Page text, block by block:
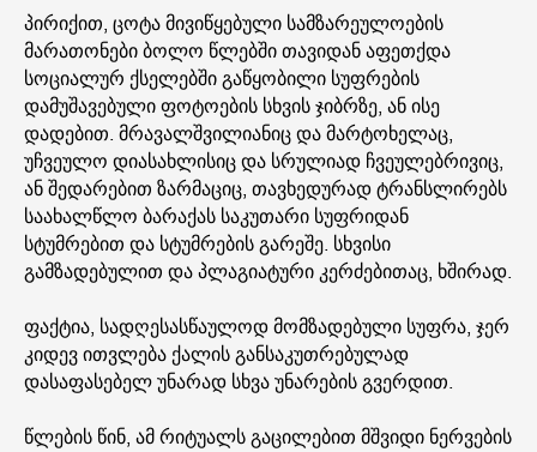
პირიქით, ცოტა მივიწყებული სამზარეულოების
მარათონები ბოლო წლებში თავიდან აფეთქდა
სოციალურ ქსელებში გაწყობილი სუფრების
დამუშავებული ფოტოების სხვის ჯიბრზე, ან ისე
დადებით. მრავალშვილიანიც და მარტოხელაც,
უჩვეულო დიასახლისიც და სრულიად ჩვეულებრივიც,
ან შედარებით ზარმაციც, თავხედურად ტრანსლირებს
საახალწლო ბარაქას საკუთარი სუფრიდან
სტუმრებით და სტუმრების გარეშე. სხვისი
გამზადებულით და პლაგიატური კერძებითაც, ხშირად.
ფაქტია, სადღესასწაულოდ მომზადებული სუფრა, ჯერ
კიდევ ითვლება ქალის განსაკუთრებულად
დასაფასებელ უნარად სხვა უნარების გვერდით.
წლების წინ, ამ რიტუალს გაცილებით მშვიდი ნერვების